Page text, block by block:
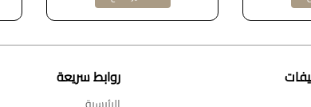
روابط سريعة